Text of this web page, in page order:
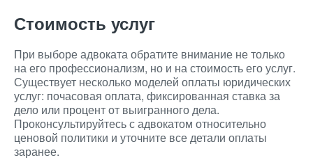
Стоимость услуг
При выборе адвоката обратите внимание не только
на его профессионализм, но и на стоимость его услуг.
Существует несколько моделей оплаты юридических
услуг: почасовая оплата, фиксированная ставка за
дело или процент от выигранного дела.
Проконсультируйтесь с адвокатом относительно
ценовой политики и уточните все детали оплаты
заранее.